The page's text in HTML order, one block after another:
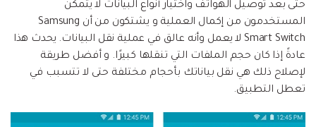
حتى بعد توصيل الهواتف واختيار أنواع البيانات لا يتمكن
المستخدمون من إكمال العملية و يشتكون من أن Samsung
Smart Switch لا يعمل وأنه عالق في عملية نقل البيانات. يحدث هذا
عادةً إذا كان حجم الملفات التي تنقلها كبيرًا. و أفضل طريقة
لإصلاح ذلك هي نقل بياناتك بأحجام مختلفة حتى لا تتسبب في
تعطل التطبيق.